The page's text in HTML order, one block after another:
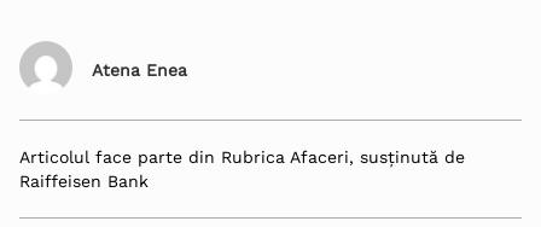
Atena Enea
Articolul face parte din Rubrica Afaceri, susținută de
Raiffeisen Bank